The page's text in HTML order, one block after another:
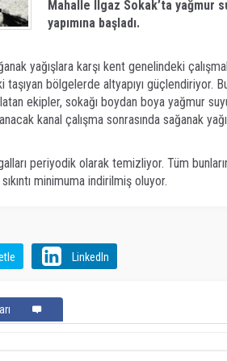
Mahalle Ilgaz Sokak’ta yağmur
yapımına başladı.
yağışlara karşı kent genelindeki
bölgelerde altyapıyı güçlendiriyor.
ekipler, sokağı boydan boya yağmur
kanal çalışma sonrasında sağanak
periyodik olarak temizliyor. Tüm
minimuma indirilmiş oluyor.
LinkedIn